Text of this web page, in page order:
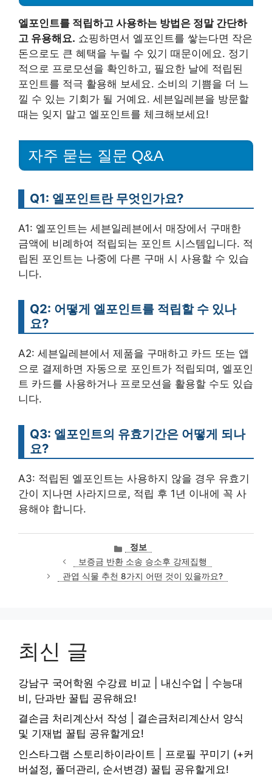
엘포인트를 적립하고 사용하는 방법은 정말 간단하
고 유용해요. 쇼핑하면서 엘포인트를 쌓는다면 작은
돈으로도 큰 혜택을 누릴 수 있기 때문이에요. 정기
적으로 프로모션을 확인하고, 필요한 날에 적립된
포인트를 적극 활용해 보세요. 소비의 기쁨을 더 느
낄 수 있는 기회가 될 거예요. 세븐일레븐을 방문할
때는 잊지 말고 엘포인트를 체크해보세요!
자주 묻는 질문 Q&A
Q1: 엘포인트란 무엇인가요?
A1: 엘포인트는 세븐일레븐에서 매장에서 구매한
금액에 비례하여 적립되는 포인트 시스템입니다. 적
립된 포인트는 나중에 다른 구매 시 사용할 수 있습
니다.
Q2: 어떻게 엘포인트를 적립할 수 있나
요?
A2: 세븐일레븐에서 제품을 구매하고 카드 또는 앱
으로 결제하면 자동으로 포인트가 적립되며, 엘포인
트 카드를 사용하거나 프로모션을 활용할 수도 있습
니다.
Q3: 엘포인트의 유효기간은 어떻게 되나
요?
A3: 적립된 엘포인트는 사용하지 않을 경우 유효기
간이 지나면 사라지므로, 적립 후 1년 이내에 꼭 사
용해야 합니다.
카
테
고
리
정보
보증금 반환 소송 승소후 강제집행
관엽 식물 추천 8가지 어떤 것이 있을까요?
최신 글
강남구 국어학원 수강료 비교 | 내신수업 | 수능대
비, 단과반 꿀팁 공유해요!
결손금 처리계산서 작성 | 결손금처리계산서 양식
및 기재법 꿀팁 공유할게요!
인스타그램 스토리하이라이트 | 프로필 꾸미기 (+커
버설정, 폴더관리, 순서변경) 꿀팁 공유할게요!